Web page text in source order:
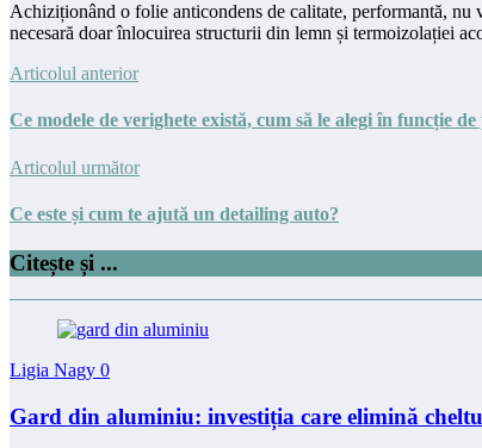
Achiziționând o folie anticondens de calitate, performantă,
necesară doar înlocuirea structurii din lemn și termoizolației
Articolul anterior
Ce modele de verighete există, cum să le alegi în funcție
Articolul următor
Ce este și cum te ajută un detailing auto?
Citește și ...
Ligia Nagy 0
Gard din aluminiu: investiția care elimină